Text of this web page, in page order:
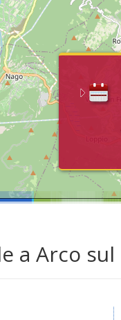
a Arco sul